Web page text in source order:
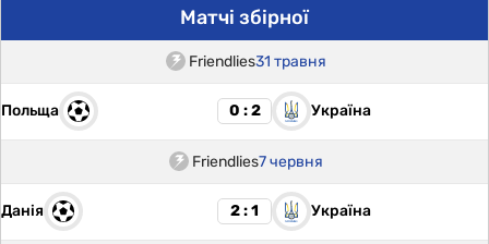
Матчі збірної
Friendlies31 травня
Польща 0 : 2 Україна
Friendlies7 червня
Данія 2 : 1 Україна